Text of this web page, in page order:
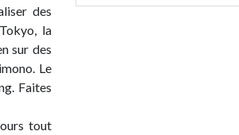
des
la
sur des
Le
Faites
tout